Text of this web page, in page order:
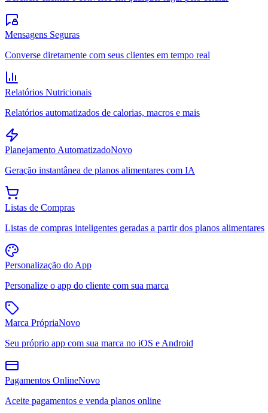
Mensagens Seguras
Converse diretamente com seus clientes em tempo real
Relatórios Nutricionais
Relatórios automatizados de calorias, macros e mais
Planejamento AutomatizadoNovo
Geração instantânea de planos alimentares com IA
Listas de Compras
Listas de compras inteligentes geradas a partir dos planos alimentares
Personalização do App
Personalize o app do cliente com sua marca
Marca PrópriaNovo
Seu próprio app com sua marca no iOS e Android
Pagamentos OnlineNovo
Aceite pagamentos e venda planos online